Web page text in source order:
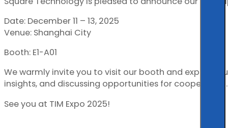
Date: December 11 – 13, 2025
Venue: Shanghai City
Booth: E1-A01
We warmly invite you to visit our booth and explore
insights, and discussing opportunities for cooperation.
See you at TIM Expo 2025!